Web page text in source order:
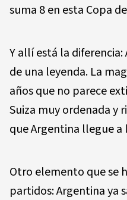
suma 8 en esta Copa
Y allí está la
de una leyenda. La
años que no parece
Suiza muy ordenada y
que Argentina llegue a
Otro elemento que se
partidos: Argentina ya